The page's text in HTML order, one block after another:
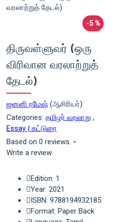
-5 %
திருவள்ளுவர் (ஒரு
விரிவான வரலாற்றுத்
தேடல்)
ஜனனி ரமேஷ் (ஆசிரியர்)
Categories: தமிழர் வரலாறு ,
Essay | கட்டுரை
Based on 0 reviews. -
Write a review
Edition: 1
Year: 2021
ISBN: 9788194932185
Format: Paper Back